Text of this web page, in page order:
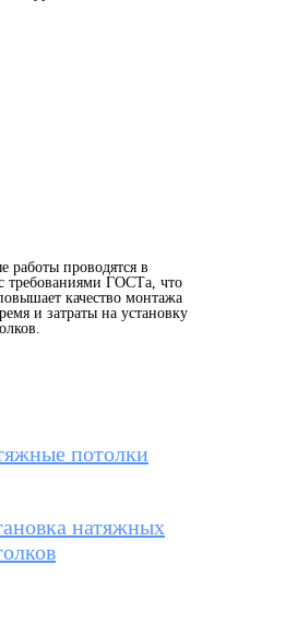
работы проводятся в
требованиями ГОСТа, что
качество монтажа
и затраты на установку
потолки
натяжных